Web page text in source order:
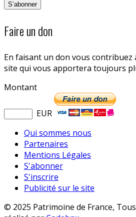
Faire un don
En faisant un don vous
site qui vous apportera toujours
Montant
EUR
Qui sommes nous
Partenaires
Mentions Légales
S'abonner
S'inscrire
Publicité sur le site
© 2025 Patrimoine de France,